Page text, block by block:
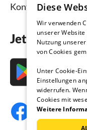
Kontakt
Jetzt die App
Diese
Wir verwenden
unserer
Nutzung
von Cookies
Unter Cookie-
Einstellungen
widerrufen.
Cookies mit
Weitere